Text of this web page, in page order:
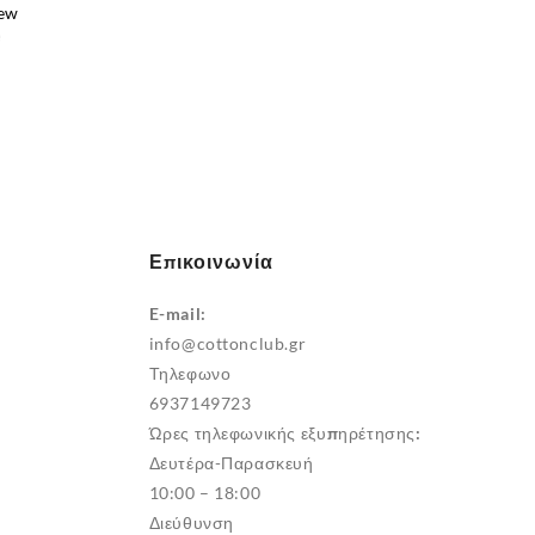
Επικοινωνία
E-mail:
info@cottonclub.gr
Τηλεφωνο
6937149723
Ώρες τηλεφωνικής εξυπηρέτησης:
Δευτέρα-Παρασκευή
10:00 – 18:00
Διεύθυνση